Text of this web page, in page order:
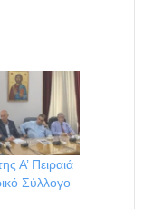
Α’ Πειραιά
Σύλλογο